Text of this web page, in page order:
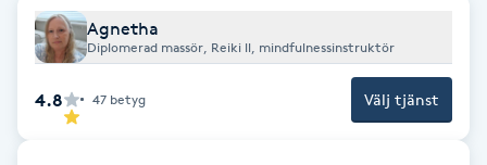
Barnklippning
BIAB
Blowout
Agnetha
Diplomerad massör, Reiki ll, mindfulnessinstruktör
4.8 47 betyg Välj tjänst